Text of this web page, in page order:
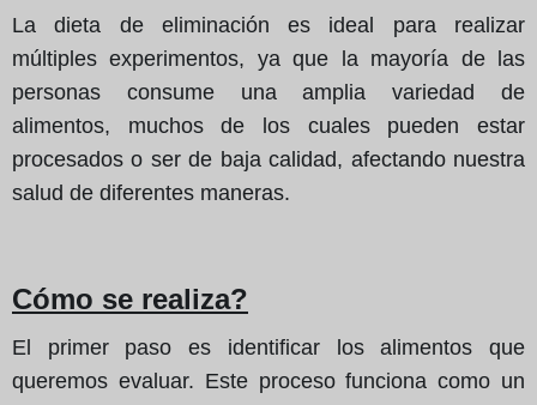
La dieta de eliminación es ideal para realizar
múltiples experimentos, ya que la mayoría de las
personas consume una amplia variedad de
alimentos, muchos de los cuales pueden estar
procesados o ser de baja calidad, afectando nuestra
salud de diferentes maneras.
Cómo se realiza?
El primer paso es identificar los alimentos que
queremos evaluar. Este proceso funciona como un